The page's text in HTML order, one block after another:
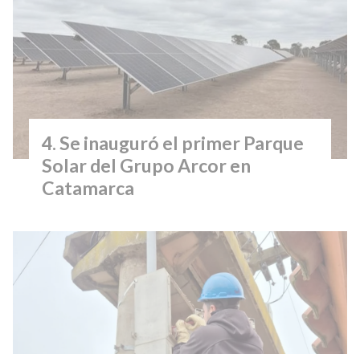
Se inauguró el primer Parque
Solar del Grupo Arcor en
Catamarca